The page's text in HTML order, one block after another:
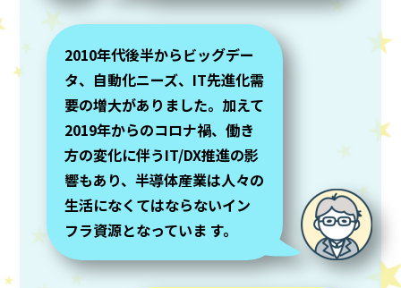
2010年代後半からビッグデー
タ、自動化ニーズ、IT先進化需
要の増大がありました。加えて
2019年からのコロナ禍、働き
方の変化に伴うIT/DX推進の影
響もあり、半導体産業は人々の
生活になくてはならないイン
フラ資源となっていま す。